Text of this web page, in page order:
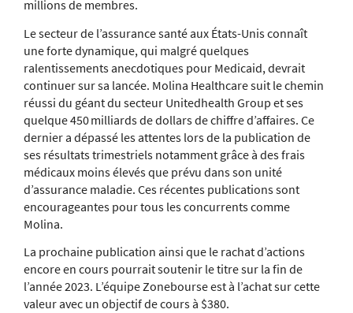
millions de membres.
Le secteur de l’assurance santé aux États-Unis connaît
une forte dynamique, qui malgré quelques
ralentissements anecdotiques pour Medicaid, devrait
continuer sur sa lancée. Molina Healthcare suit le chemin
réussi du géant du secteur Unitedhealth Group et ses
quelque 450 milliards de dollars de chiffre d’affaires. Ce
dernier a dépassé les attentes lors de la publication de
ses résultats trimestriels notamment grâce à des frais
médicaux moins élevés que prévu dans son unité
d’assurance maladie. Ces récentes publications sont
encourageantes pour tous les concurrents comme
Molina.
La prochaine publication ainsi que le rachat d’actions
encore en cours pourrait soutenir le titre sur la fin de
l’année 2023. L’équipe Zonebourse est à l’achat sur cette
valeur avec un objectif de cours à $380.